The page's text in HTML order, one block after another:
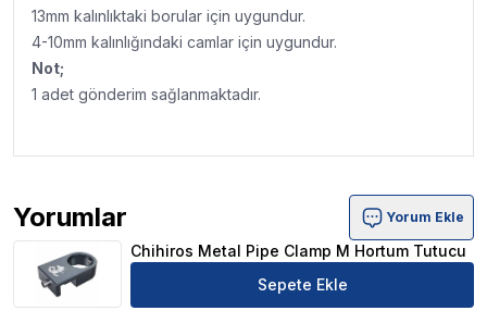
13mm kalınlıktaki borular için uygundur.
4-10mm kalınlığındaki camlar için uygundur.
Not;
1 adet gönderim sağlanmaktadır.
Yorumlar
Chihiros Metal Pipe Clamp M Hortum Tutucu Ürün
Yorum Ekle
Chihiros Metal Pipe Clamp M Hortum Tutucu
Sepete Ekle